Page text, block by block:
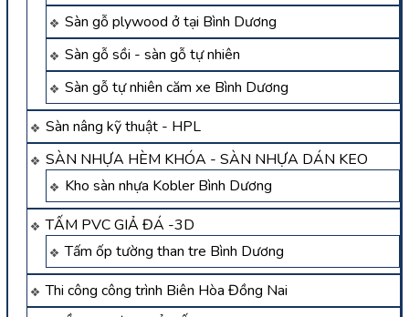
Sàn gỗ plywood ở tại Bình Dương
Sàn gỗ sồi - sàn gỗ tự nhiên
Sàn gỗ tự nhiên căm xe Bình Dương
Sàn nâng kỹ thuật - HPL
SÀN NHỰA HÈM KHÓA - SÀN NHỰA DÁN KEO
Kho sàn nhựa Kobler Bình Dương
TẤM PVC GIẢ ĐÁ -3D
Tấm ốp tường than tre Bình Dương
Thi công công trình Biên Hòa Đồng Nai